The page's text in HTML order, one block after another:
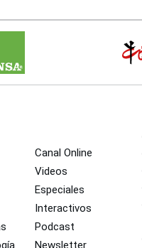
Canal Online
Videos
Especiales
Interactivos
Podcast
Newsletter